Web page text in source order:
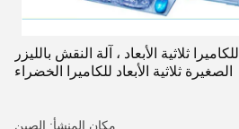
آلة النقش بالليزر CNC للكاميرا ثلاثية الأبعاد ، آلة النقش بالليزر
الصغيرة ثلاثية الأبعاد للكاميرا الخضراء
مكان المنشأ: الصين